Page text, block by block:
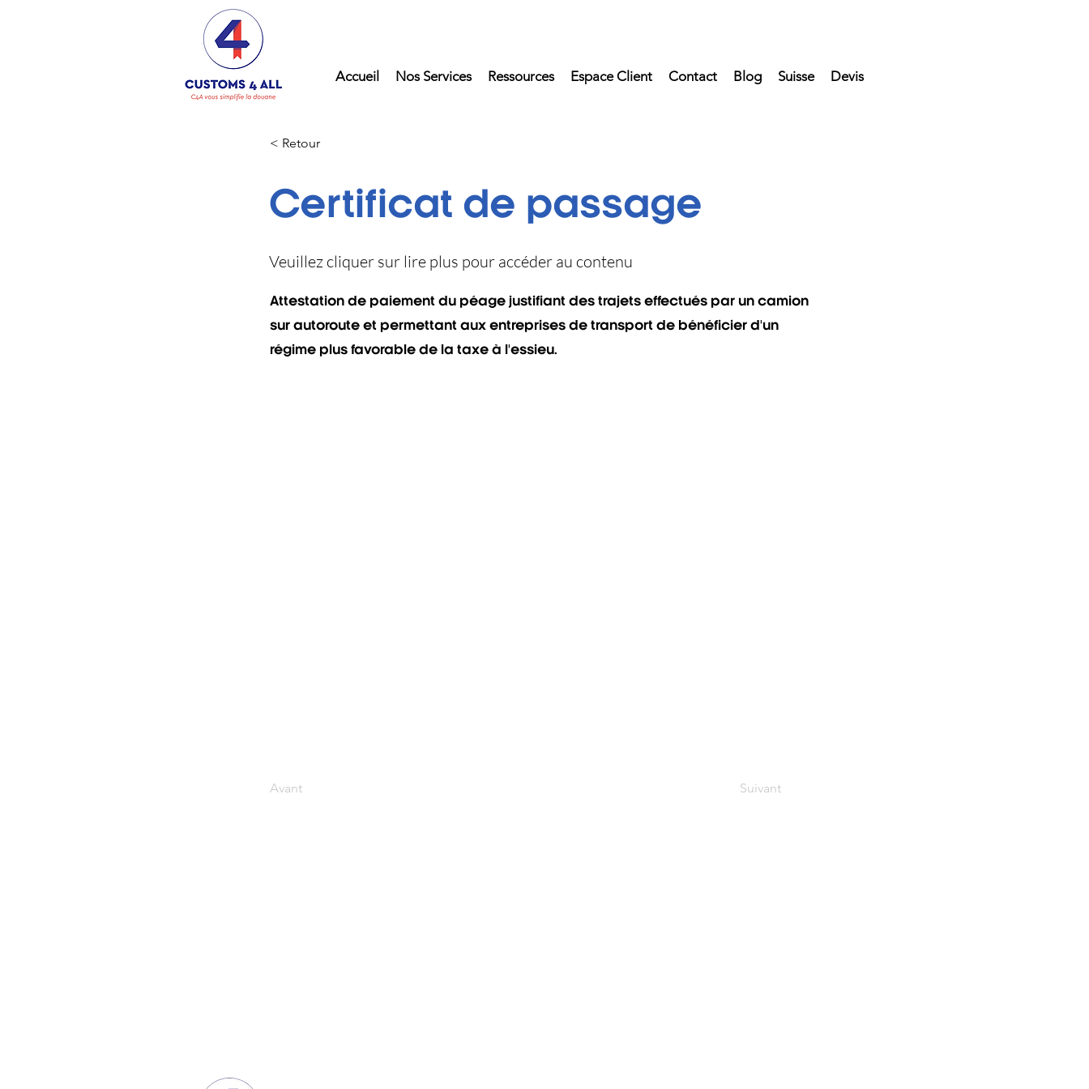
Accueil Nos Services Ressources Espace Client Contact Blog Suisse Devis
< Retour
Certificat de passage
Veuillez cliquer sur lire plus pour accéder au contenu
Attestation de paiement du péage justifiant des trajets effectués par un camion
sur autoroute et permettant aux entreprises de transport de bénéficier d'un
régime plus favorable de la taxe à l'essieu.
Avant Suivant